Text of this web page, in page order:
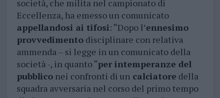
società, che milita nel campionato di
Eccellenza, ha emesso un comunicato
appellandosi ai tifosi: “Dopo l’ennesimo
provvedimentodisciplinare con relativa
ammenda – si legge in un comunicato della
società -, in quanto “per intemperanze del
pubbliconei confronti di uncalciatoredella
squadra avversaria nel corso del primo tempo